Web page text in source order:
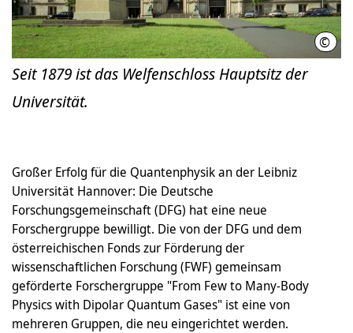
©
Seit 1879 ist das Welfenschloss Hauptsitz der
Universität.
Großer Erfolg für die Quantenphysik an der Leibniz
Universität Hannover: Die Deutsche
Forschungsgemeinschaft (DFG) hat eine neue
Forschergruppe bewilligt. Die von der DFG und dem
österreichischen Fonds zur Förderung der
wissenschaftlichen Forschung (FWF) gemeinsam
geförderte Forschergruppe "From Few to Many-Body
Physics with Dipolar Quantum Gases" ist eine von
mehreren Gruppen, die neu eingerichtet werden.